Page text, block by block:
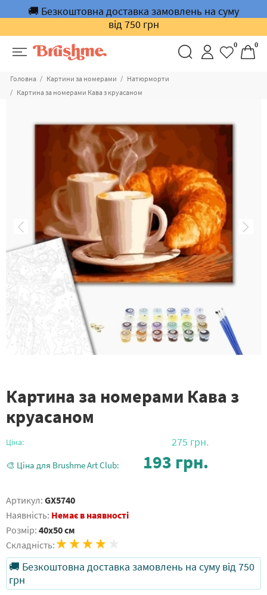
🚚 Безкоштовна доставка замовлень на суму
від 750 грн
0 0
Головна Картини за номерами
Натюрморти
Картина за номерами Кава з круасаном
Картина за номерами Кава з
круасаном
Ціна: 275 грн.
🎨 Ціна для Brushme Art Club: 193 грн.
Артикул: GX5740
Наявність: Немає в наявності
Розмір: 40x50 см
Складність:
🚚 Безкоштовна доставка замовлень на суму від 750
грн